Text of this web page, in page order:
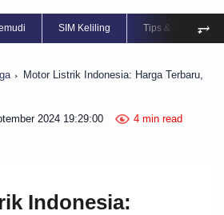
SIM Keliling Tips & Trik ⥅
Motor Listrik Indonesia: Harga Terbaru,
2024 19:29:00 4 min read
Indonesia: